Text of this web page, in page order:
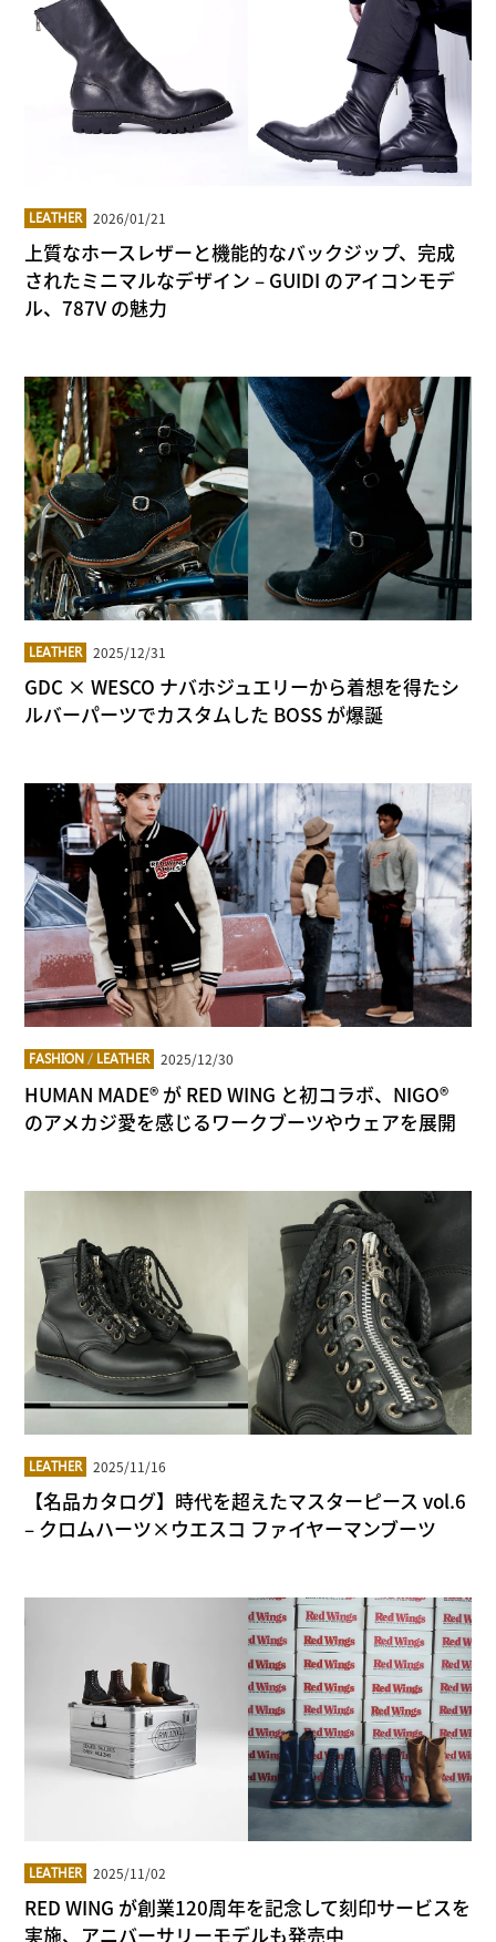
LEATHER 2026/01/21
上質なホースレザーと機能的なバックジップ、完成
されたミニマルなデザイン – GUIDI のアイコンモデ
ル、787V の魅力
LEATHER 2025/12/31
GDC × WESCO ナバホジュエリーから着想を得たシ
ルバーパーツでカスタムした BOSS が爆誕
FASHION / LEATHER 2025/12/30
HUMAN MADE® が RED WING と初コラボ、NIGO®
のアメカジ愛を感じるワークブーツやウェアを展開
LEATHER 2025/11/16
【名品カタログ】時代を超えたマスターピース vol.6
– クロムハーツ×ウエスコ ファイヤーマンブーツ
LEATHER 2025/11/02
RED WING が創業120周年を記念して刻印サービスを
実施、アニバーサリーモデルも発売中